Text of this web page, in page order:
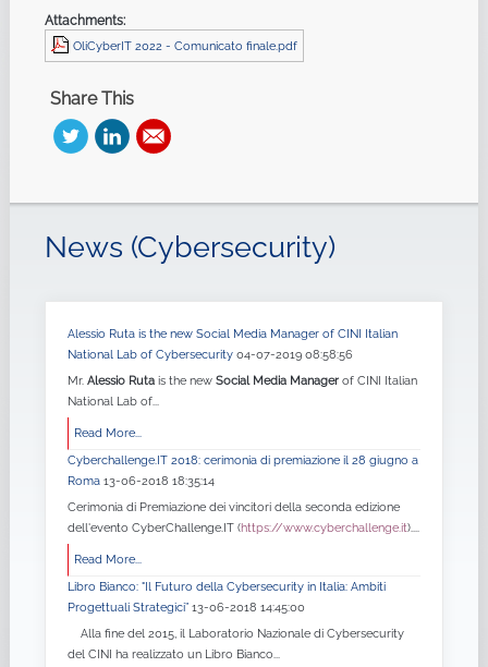
Attachments:
OliCyberIT 2022 - Comunicato finale.pdf
Share This
News (Cybersecurity)
Alessio Ruta is the new Social Media Manager of CINI Italian
National Lab of Cybersecurity 04-07-2019 08:58:56
Mr. Alessio Rutais the new Social Media Managerof CINI Italian
National Lab of...
Read More...
Cyberchallenge.IT 2018: cerimonia di premiazione il 28 giugno a
Roma 13-06-2018 18:35:14
Cerimonia di Premiazione dei vincitori della seconda edizione
dell'evento CyberChallenge.IT (https://www.cyberchallenge.it)....
Read More...
Libro Bianco: "Il Futuro della Cybersecurity in Italia: Ambiti
Progettuali Strategici” 13-06-2018 14:45:00
Alla fine del 2015, il Laboratorio Nazionale di Cybersecurity
del CINI ha realizzato un Libro Bianco...